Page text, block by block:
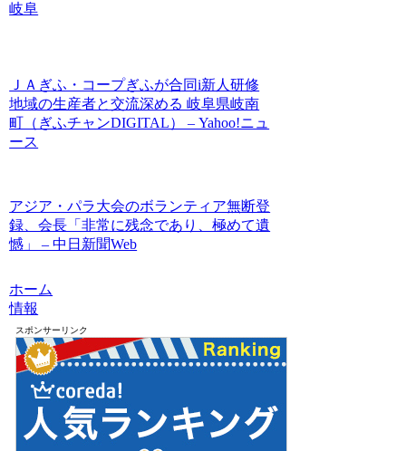
岐阜
ＪＡぎふ・コープぎふが合同i新人研修
地域の生産者と交流深める 岐阜県岐南
町（ぎふチャンDIGITAL） – Yahoo!ニュ
ース
アジア・パラ大会のボランティア無断登
録、会長「非常に残念であり、極めて遺
憾」 – 中日新聞Web
ホーム
情報
スポンサーリンク